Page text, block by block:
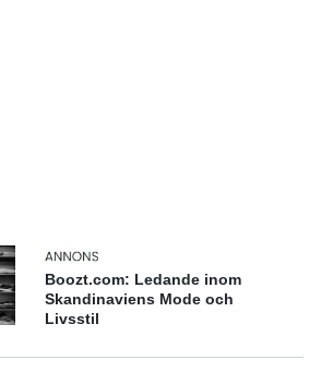
Boozt.com: Ledande inom
Skandinaviens Mode och
Livsstil